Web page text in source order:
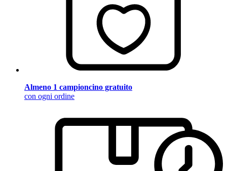
Almeno 1 campioncino gratuito
con ogni ordine